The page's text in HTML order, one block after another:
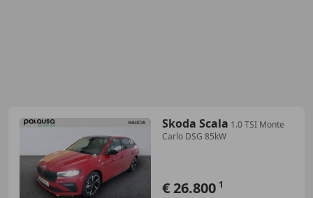
Skoda Scala 1.0 TSI Monte
Carlo DSG 85kW
€ 26.800 1